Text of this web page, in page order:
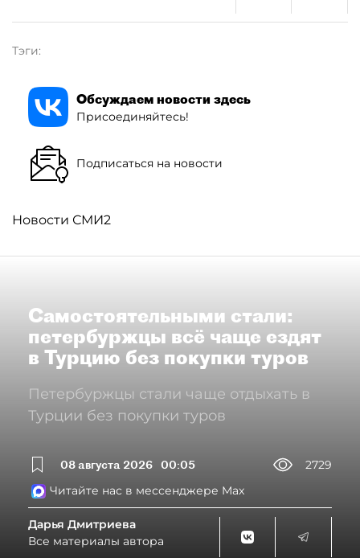
Тэги:
Обсуждаем новости здесь
Присоединяйтесь!
Подписаться на новости
Новости СМИ2
Самостоятельными стали:
петербуржцы всё чаще ездят
в Турцию без покупки туров
Петербуржцы стали чаще отдыхать в
Турции без покупки туров
08 августа 2026 00:05
2729
Читайте нас в мессенджере Max
Дарья Дмитриева
Все материалы автора